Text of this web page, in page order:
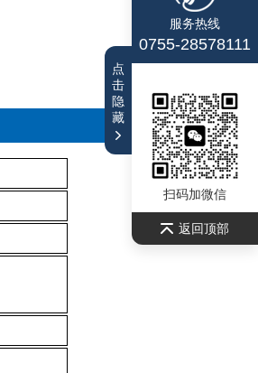
服务热线
0755-28578111
扫码加微信
返回顶部
点
击
隐
藏